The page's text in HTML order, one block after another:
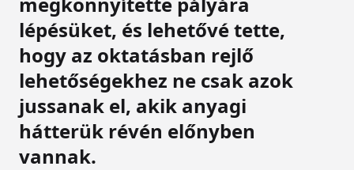
lépésüket, és lehetővé tette,
hogy az oktatásban rejlő
lehetőségekhez ne csak azok
jussanak el, akik anyagi
hátterük révén előnyben
vannak.